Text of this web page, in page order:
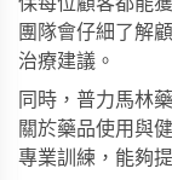
團隊會仔細了解
治療建議。
同時，普力馬林
關於藥品使用與
專業訓練，能夠